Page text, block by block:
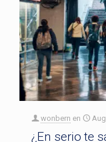
wonbern en
¿En serio te